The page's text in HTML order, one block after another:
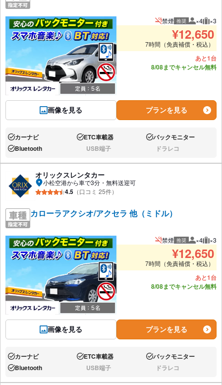
画像を見る
禁煙 推奨 推奨人数
×4 推
×3
¥12,650
7時間（免責補償・税込）
あと1台
8/08までキャンセル無料
プランを見る
あり:カーナビ あり:ETC車載器 あり:バックモニター
あり:Bluetooth なし:USB端子 なし:ドラレコ
オリックスレンタカー
小松空港から車で3分・無料送迎可
4.5 （口コミ 25件）
カローラアクシオ/アクセラ 他（ミドル）
画像を見る
禁煙 推奨 推奨人数
×4 推
×3
¥12,650
7時間（免責補償・税込）
あと1台
8/08までキャンセル無料
プランを見る
あり:カーナビ あり:ETC車載器 あり:バックモニター
あり:Bluetooth なし:USB端子 なし:ドラレコ